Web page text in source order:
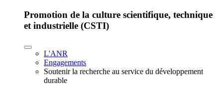
Promotion de la culture scientifique, technique
et industrielle (CSTI)
L'ANR
Engagements
Soutenir la recherche au service du développement
durable